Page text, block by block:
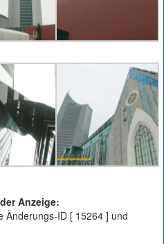
Anzeige:
Änderungs-ID [ 15264 ] und